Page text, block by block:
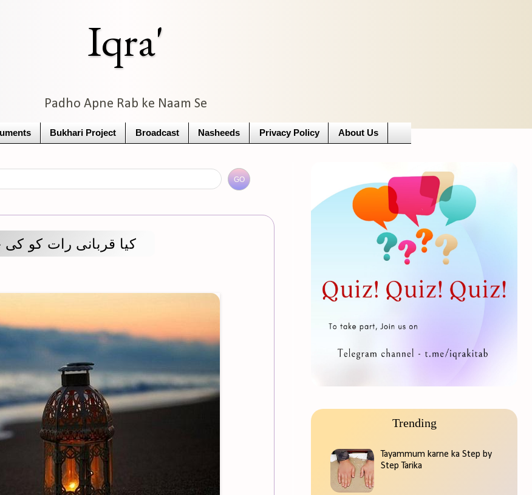
Iqra'
Padho Apne Rab ke Naam Se
Bukhari Project Broadcast Nasheeds Privacy Policy About Us
کیا قربانی رات کو
Trending
Tayammum karne ka Step by
Step Tarika